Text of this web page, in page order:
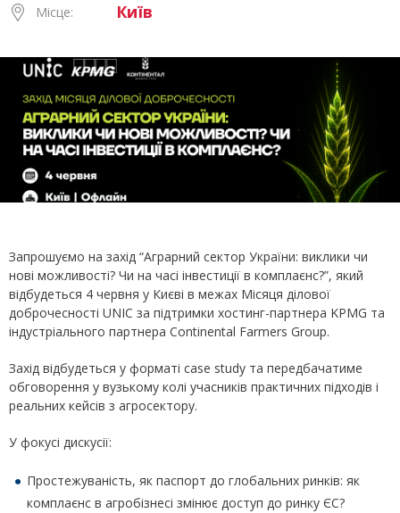
Місце: Київ
Запрошуємо на захід “Аграрний сектор України: виклики чи
нові можливості? Чи на часі інвестиції в комплаєнс?”, який
відбудеться 4 червня у Києві в межах Місяця ділової
доброчесності UNIC за підтримки хостинг-партнера KPMG та
індустріального партнера Continental Farmers Group.
Захід відбудеться у форматі case study та передбачатиме
обговорення у вузькому колі учасників практичних підходів і
реальних кейсів з агросектору.
У фокусі дискусії:
Простежуваність, як паспорт до глобальних ринків: як
комплаєнс в агробізнесі змінює доступ до ринку ЄС?